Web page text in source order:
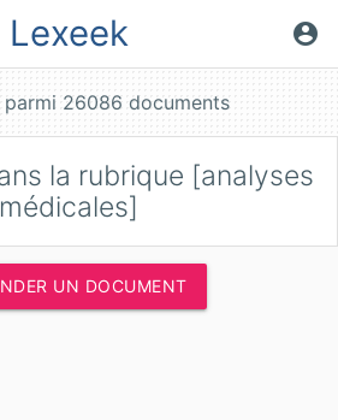
Lexeek account_circle
la rubrique [analyses
médicales]
UN DOCUMENT